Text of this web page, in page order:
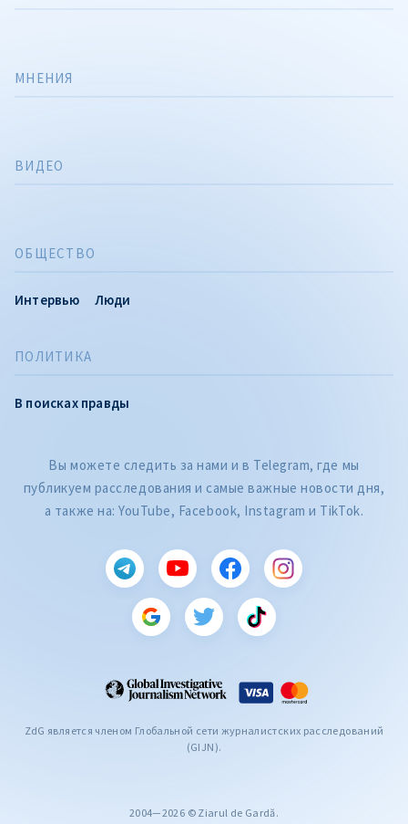
ПОЛИТИКА
В поисках правды
ОБЩЕСТВО
Интервью Люди
МНЕНИЯ
ВИДЕО
Вы можете следить за нами и в Telegram, где мы
публикуем расследования и самые важные новости дня,
а также на: YouTube, Facebook, Instagram и TikTok.
ZdG является членом Глобальной сети журналистских расследований
(GIJN).
2004—2026 © Ziarul de Gardă.